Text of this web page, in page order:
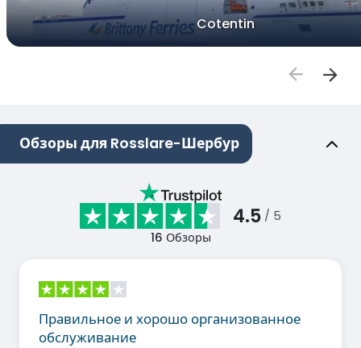
Cotentin
Обзоры для Rosslare-Шербур
4.5 / 5
16 Обзоры
Правильное и хорошо организованное
обслуживание